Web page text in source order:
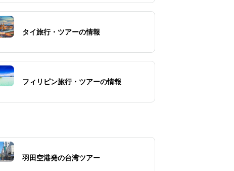
タイ旅行・ツアーの情報
フィリピン旅行・ツアーの情報
羽田空港発の台湾ツアー